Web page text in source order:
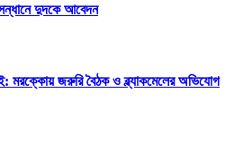
দুদকে আবেদন
মরক্কোয় জরুরি বৈঠক ও ব্ল্যাকমেলের অভিযোগ